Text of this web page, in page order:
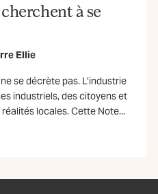
à se
Ellie
se décrète pas. L’industrie
industriels, des citoyens et
locales. Cette Note...